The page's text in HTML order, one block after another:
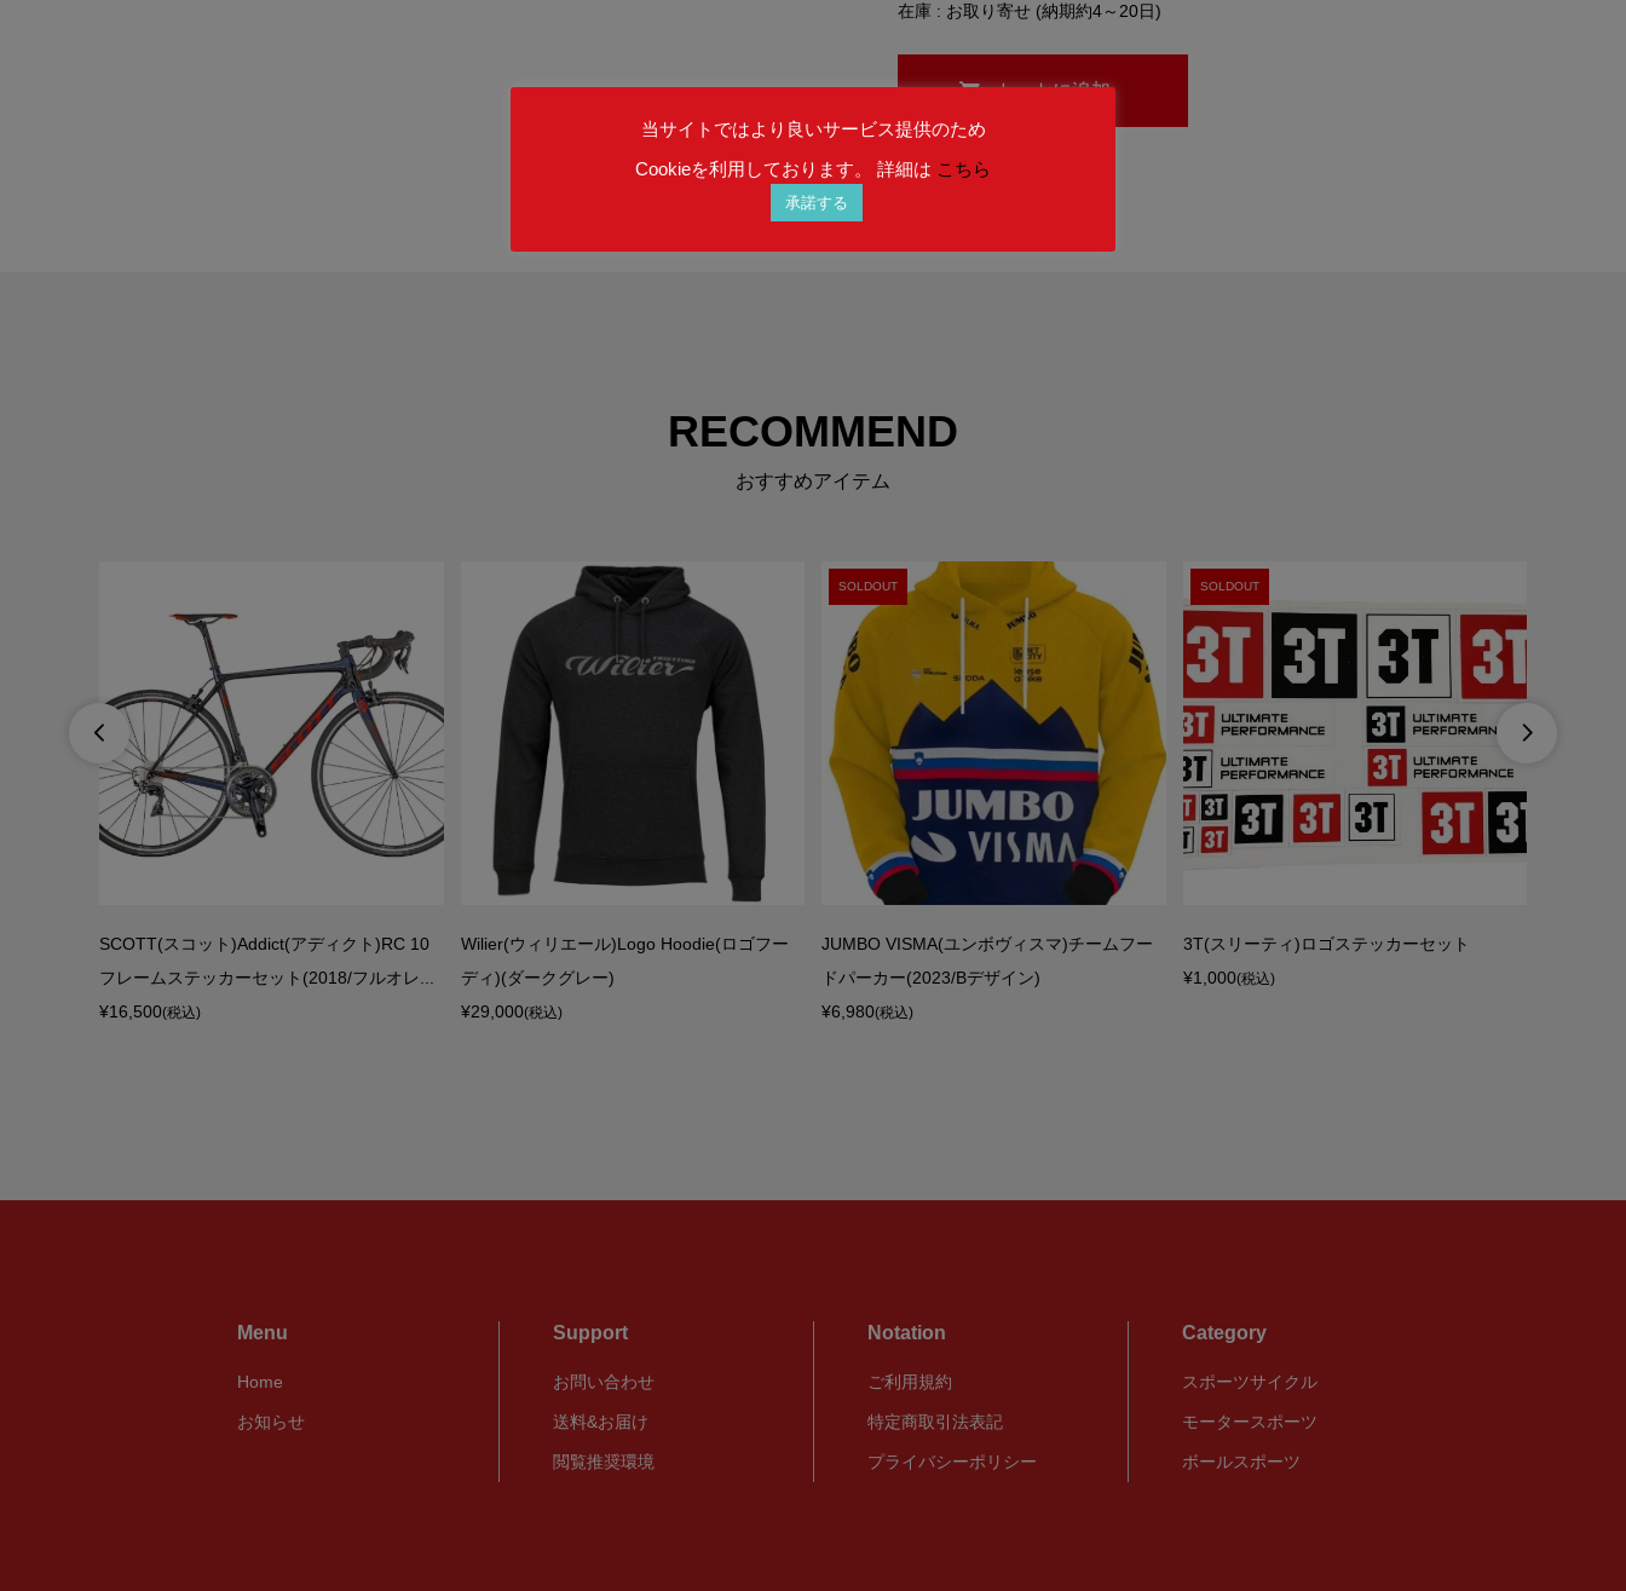
在庫 : お取り寄せ (納期約4～20日)
RECOMMEND
おすすめアイテム

SCOTT(スコット)Addict(アディクト)RC 10
フレームステッカーセット(2018/フルオレ...
¥16,500(税込)
Wilier(ウィリエール)Logo Hoodie(ロゴフー
ディ)(ダークグレー)
¥29,000(税込)
SOLDOUT
JUMBO VISMA(ユンボヴィスマ)チームフー
ドパーカー(2023/Bデザイン)
¥6,980(税込)
SOLDOUT
3T(スリーティ)ロゴステッカーセット
¥1,000(税込)

Menu
Home
お知らせ
Support
お問い合わせ
送料&お届け
閲覧推奨環境
Notation
ご利用規約
特定商取引法表記
プライバシーポリシー
Category
スポーツサイクル
モータースポーツ
ボールスポーツ
当サイトではより良いサービス提供のため
Cookieを利用しております。 詳細は こちら
承諾する